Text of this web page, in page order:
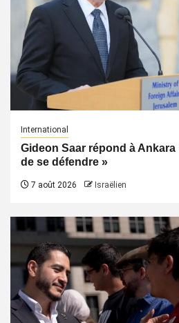
International
Gideon Saar répond à
de se défendre »
7 août 2026 Israëlien